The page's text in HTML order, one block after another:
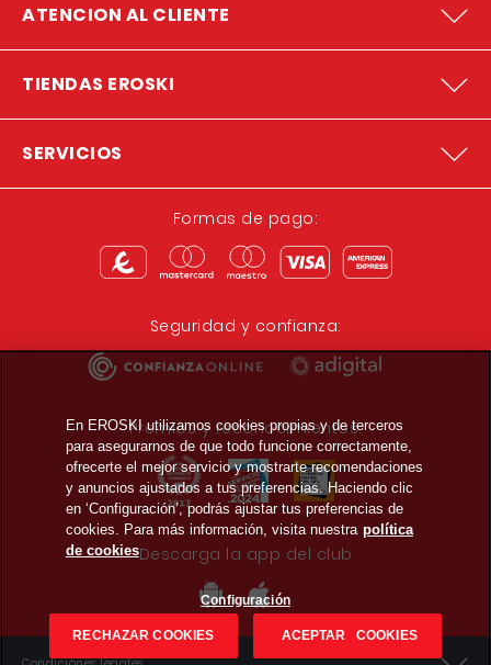
ATENCION AL CLIENTE
TIENDAS EROSKI
SERVICIOS
Formas de pago:
Seguridad y confianza:
Premios y reconocimientos:
Descarga la app del club
En EROSKI utilizamos cookies propias y de terceros
para asegurarnos de que todo funcione correctamente,
ofrecerte el mejor servicio y mostrarte recomendaciones
y anuncios ajustados a tus preferencias. Haciendo clic
en ‘Configuración’, podrás ajustar tus preferencias de
cookies. Para más información, visita nuestra política
de cookies
Configuración
RECHAZAR COOKIES ACEPTAR COOKIES